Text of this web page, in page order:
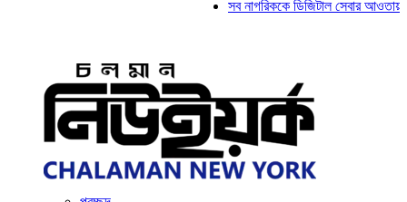
সব নাগরিককে ডিজিটাল সেবার আওতায় আনতে